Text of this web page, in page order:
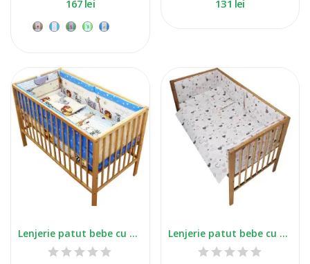
167 lei 131 lei
Lenjerie patut bebe cu 5 piese safari Lenjerie patut bebe cu 5 piese inimioare roz